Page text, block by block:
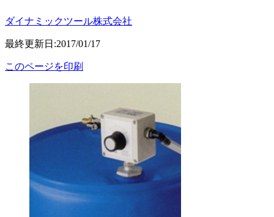
ダイナミックツール株式会社
最終更新日:2017/01/17
このページを印刷